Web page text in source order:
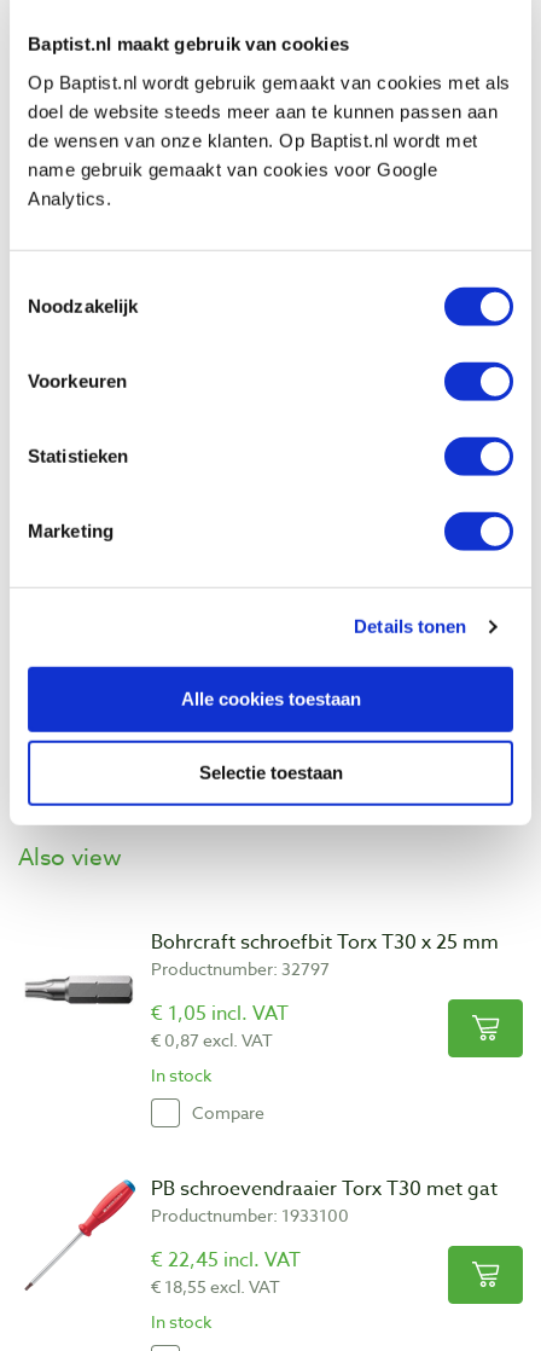
Baptist.nl maakt gebruik van cookies
Op Baptist.nl wordt gebruik gemaakt van cookies met als
doel de website steeds meer aan te kunnen passen aan
de wensen van onze klanten. Op Baptist.nl wordt met
name gebruik gemaakt van cookies voor Google
Analytics.
Noodzakelijk
Voorkeuren
Statistieken
Marketing
Details tonen
Alle cookies toestaan
Selectie toestaan
Type schroef:houtbouwschroef
Type draad:deeldraad
Materiaal:gehard koolstofstaal
Type boorpunt:
cross-sections met type-17
snijpunt
Kopvorm:
Bitmaat:
Schroeflengte:
multiplex, spaanplaat/MDF en zachte
plaatmaterialen zoals isolatiemateriaal of
houtwolcementplaten.
Also view
Bohrcraft schroefbit Torx T30 x 25 mm
Productnumber: 32797
€ 1,05 incl. VAT
€ 0,87 excl. VAT
In stock
Compare
PB schroevendraaier Torx T30 met gat
Productnumber: 1933100
€ 22,45 incl. VAT
€ 18,55 excl. VAT
In stock